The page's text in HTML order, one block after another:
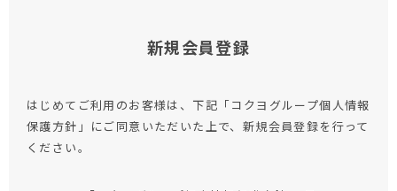
新規会員登録
はじめてご利用のお客様は、下記「コクヨグループ個人情報
保護方針」にご同意いただいた上で、新規会員登録を行って
ください。